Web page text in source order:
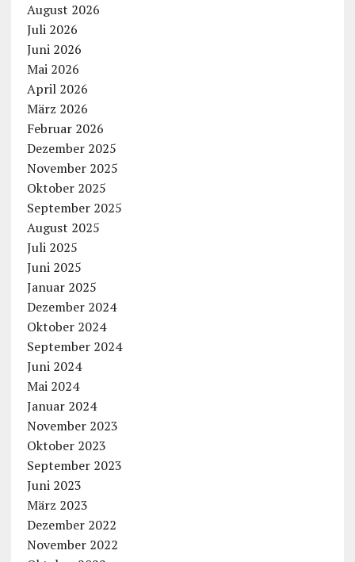
August 2026
Juli 2026
Juni 2026
Mai 2026
April 2026
März 2026
Februar 2026
Dezember 2025
November 2025
Oktober 2025
September 2025
August 2025
Juli 2025
Juni 2025
Januar 2025
Dezember 2024
Oktober 2024
September 2024
Juni 2024
Mai 2024
Januar 2024
November 2023
Oktober 2023
September 2023
Juni 2023
März 2023
Dezember 2022
November 2022